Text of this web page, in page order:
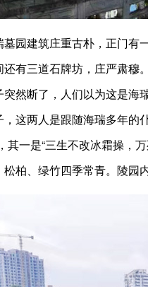
建筑庄重古朴，正门有
有三道石牌坊，庄严肃
然断了，人们以为这是
这两人是跟随海瑞多年
一是“三生不改冰霜操，
柏、绿竹四季常青。陵园